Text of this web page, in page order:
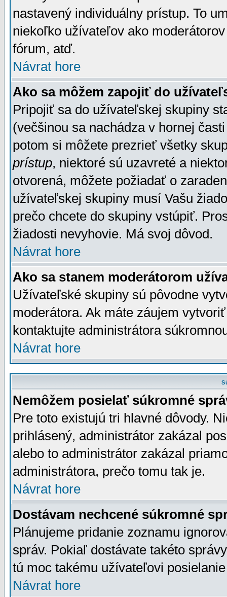
nastavený individuálny prístup. To
niekoľko užívateľov ako
fórum, atď.
Návrat hore
Ako sa môžem zapojiť do
Pripojiť sa do užívateľskej skupiny
(večšinou sa nachádza v hornej
potom si môžete prezrieť všetky
prístup, niektoré sú uzavreté a
otvorená, môžete požiadať o
užívateľskej skupiny musí Vašu
prečo chcete do skupiny vstúpiť.
žiadosti nevyhovie. Má svoj dôvod.
Návrat hore
Ako sa stanem moderátorom
Užívateľské skupiny sú pôvodne
moderátora. Ak máte záujem
kontaktujte administrátora
Návrat hore
Nemôžem posielať súkromné
Pre toto existujú tri hlavné dôvody.
prihlásený, administrátor zakázal
alebo to administrátor zakázal
administrátora, prečo tomu tak je.
Návrat hore
Dostávam nechcené súkromné
Plánujeme pridanie zoznamu
správ. Pokiaľ dostávate takéto
tú moc takému užívateľovi
Návrat hore